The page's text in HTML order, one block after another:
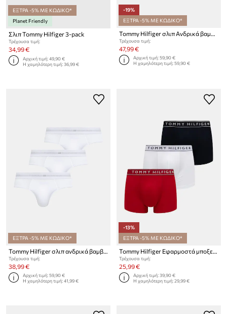
ΕΞΤΡΑ -5% ΜΕ ΚΩΔΙΚΟ*
Planet Friendly
Σλιπ Tommy Hilfiger 3-pack
Τρέχουσα τιμή:
34,99 €
Αρχική τιμή:49,90 €
Η χαμηλότερη τιμή:36,99 €
-19%
ΕΞΤΡΑ -5% ΜΕ ΚΩΔΙΚΟ*
Τρέχουσα τιμή:
47,99 €
Αρχική τιμή:59,90 €
Η χαμηλότερη τιμή:59,90 €
ΕΞΤΡΑ -5% ΜΕ ΚΩΔΙΚΟ*
Τρέχουσα τιμή:
38,99 €
Αρχική τιμή:59,90 €
Η χαμηλότερη τιμή:41,99 €
-13%
ΕΞΤΡΑ -5% ΜΕ ΚΩΔΙΚΟ*
Τρέχουσα τιμή:
25,99 €
Αρχική τιμή:39,90 €
Η χαμηλότερη τιμή:29,99 €